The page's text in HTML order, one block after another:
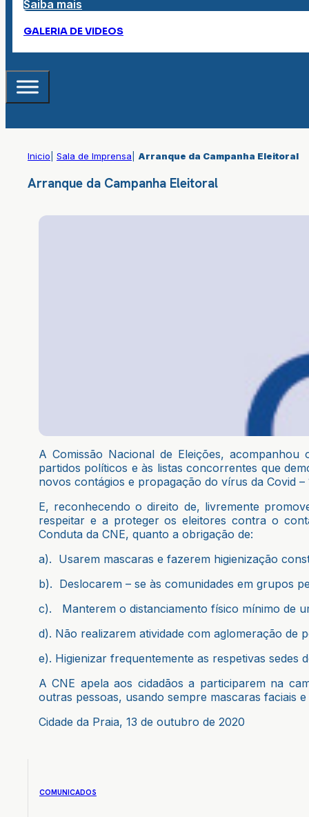
Saiba mais
GALERIA DE VIDEOS
Inicio Sala de Imprensa Arranque da Campanha Eleitoral
Arranque da Campanha Eleitoral
A Comissão Nacional de Eleições,
partidos políticos e às listas concorrentes que
novos contágios e propagação do vírus da Covid
E, reconhecendo o direito de, livremente
respeitar e a proteger os eleitores contra o
Conduta da CNE, quanto a obrigação de:
a). Usarem mascaras e fazerem higienização
b). Deslocarem – se às comunidades em grupos
c). Manterem o distanciamento físico mínimo de
d). Não realizarem atividade com aglomeração de
e). Higienizar frequentemente as respetivas sedes
A CNE apela aos cidadãos a participarem na
outras pessoas, usando sempre mascaras faciais
Cidade da Praia, 13 de outubro de 2020
COMUNICADOS